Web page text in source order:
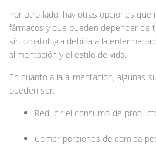
Por otro lado, hay otras opciones que
fármacos y que pueden depender de
sintomatología debida a la
alimentación y el estilo de vida.
En cuanto a la alimentación, algunas
pueden ser:
Reducir el consumo de
Comer porciones de comida